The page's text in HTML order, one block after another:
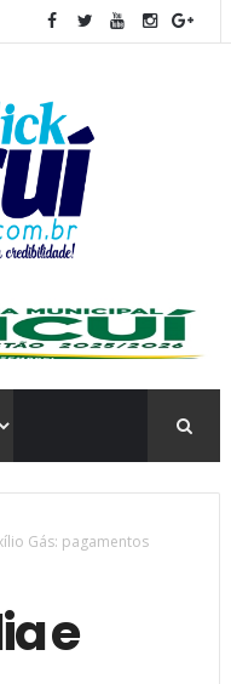
Gás: pagamentos
e